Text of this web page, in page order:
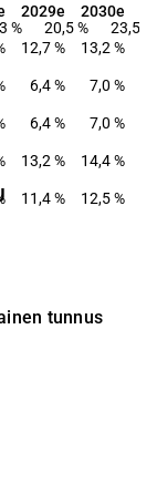
% 20,5 % 23,5 %
2029e 2030e
2029e 2030e
12,7 % 13,2 %
6,4 % 7,0 %
6,4 % 7,0 %
13,2 % 14,4 %
11,4 % 12,5 %
tunnus